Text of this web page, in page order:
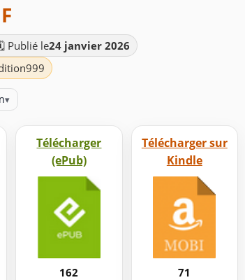
Publié le24 janvier 2026
▾
Télécharger
(ePub)
162
Télécharger sur
Kindle
71